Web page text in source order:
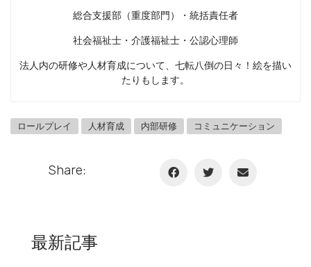
総合支援部（重度部門）・統括責任者
社会福祉士・介護福祉士・公認心理師
法人内の研修や人材育成について、七転八倒の日々！絵を描い
たりもします。
ロールプレイ 人材育成 内部研修 コミュニケーション
Share:
最新記事